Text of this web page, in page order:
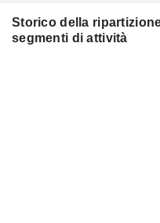
Storico della
segmenti di attività